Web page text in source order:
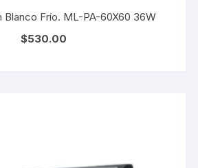
Blanco Frío. ML-PA-60X60 36W
$530.00